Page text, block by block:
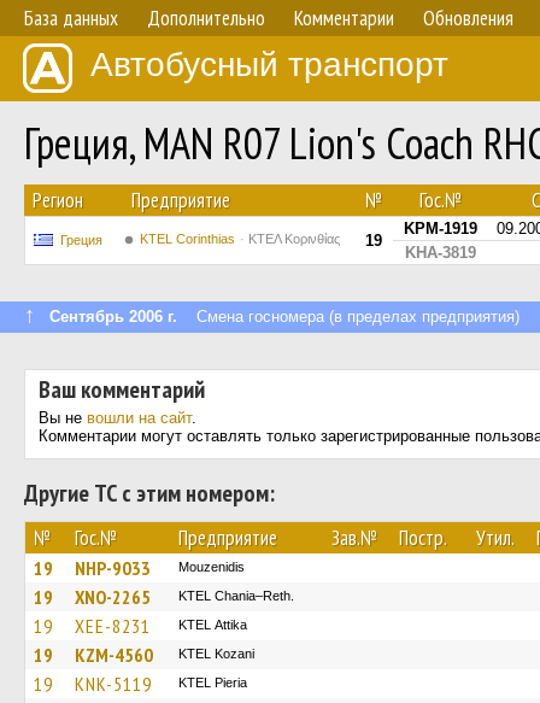
База данных Дополнительно Комментарии Обновления
Автобусный транспорт
Греция, MAN R07 Lion's Coach
Регион Предприятие № Гос.№
Греция KTEL Corinthias ΚΤΕΛ Κορινθίας 19
KPM-1919
KHA-3819
↑ Сентябрь 2006 г. Смена госномера (в пределах предприятия)
Ваш комментарий
Вы не вошли на сайт.
Комментарии могут оставлять только зарегистрированные
Другие ТС с этим номером:
№ Гос.№ Предприятие Зав.№ Постр. Утил.
19 NHP-9033 Mouzenidis
19 XNO-2265 KTEL Chania–Reth.
19 XEE-8231 KΤΕL Αttika
19 KZM-4560 ΚΤΕL Kozani
19 KNK-5119 KTEL Pieria